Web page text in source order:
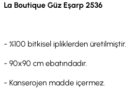
La Boutique Güz Eşarp 2536
- %100 bitkisel ipliklerden üretilmiştir.
- 90x90 cm ebatındadır.
- Kanserojen madde içermez.